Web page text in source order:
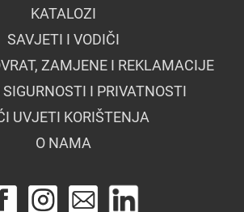
KATALOZI
SAVJETI I VODIČI
ZAMJENE I REKLAMACIJE
I PRIVATNOSTI
UVJETI KORIŠTENJA
O NAMA